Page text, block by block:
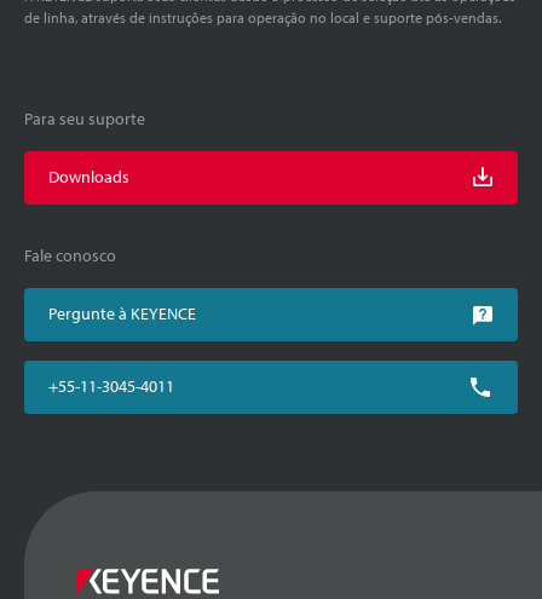
de linha, através de instruções para operação no local e suporte pós-vendas.
Para seu suporte
Downloads
Fale conosco
Pergunte à KEYENCE
+55-11-3045-4011